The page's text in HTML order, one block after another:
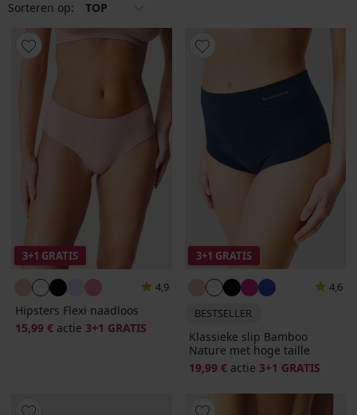
je zullen overtuigen door hun zachtheid.
Sorteren op: TOP
3+1 GRATIS
4,9
Hipsters Flexi naadloos
15,99 € actie 3+1 GRATIS
3+1 GRATIS
4,6
BESTSELLER
Klassieke slip Bamboo
Nature met hoge taille
19,99 € actie 3+1 GRATIS